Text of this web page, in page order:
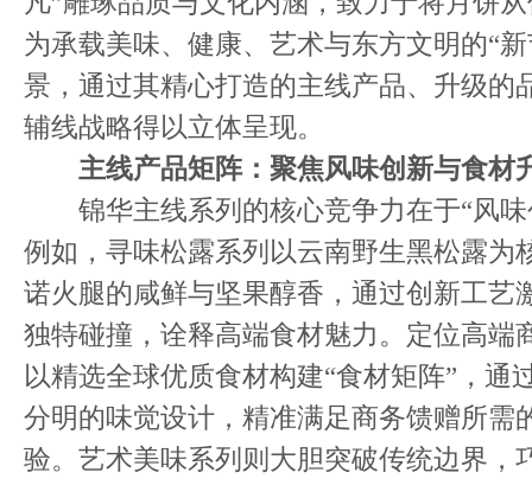
为承载美味、健康、艺术与东方文明的“
景，通过其精心打造的主线产品、升级的
辅线战略得以立体呈现。
主线产品矩阵：聚焦风味创新与食材
锦华主线系列的核心竞争力在于“风味
例如，寻味松露系列以云南野生黑松露为
诺火腿的咸鲜与坚果醇香，通过创新工艺
独特碰撞，诠释高端食材魅力。定位高端
以精选全球优质食材构建“食材矩阵”，通
分明的味觉设计，精准满足商务馈赠所需
验。艺术美味系列则大胆突破传统边界，